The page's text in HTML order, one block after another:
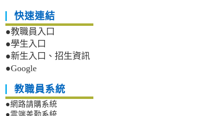
快速連結
●教職員入口
●學生入口
●新生入口、招生資訊
●Google
教職員系統
●網路請購系統
●雲端差勤系統